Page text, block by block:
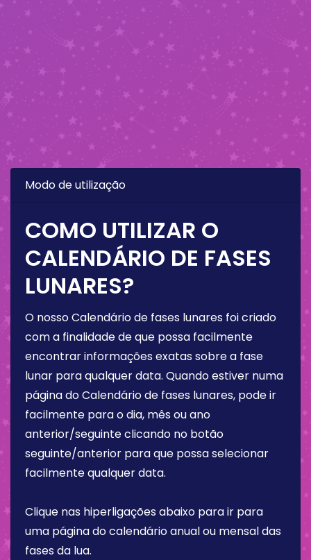
Modo de utilização
COMO UTILIZAR O
CALENDÁRIO DE FASES
LUNARES?
O nosso Calendário de fases lunares foi criado
com a finalidade de que possa facilmente
encontrar informações exatas sobre a fase
lunar para qualquer data. Quando estiver numa
página do Calendário de fases lunares, pode ir
facilmente para o dia, mês ou ano
anterior/seguinte clicando no botão
seguinte/anterior para que possa selecionar
facilmente qualquer data.
Clique nas hiperligações abaixo para ir para
uma página do calendário anual ou mensal das
fases da lua.